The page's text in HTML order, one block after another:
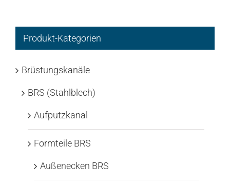
Produkt-Kategorien
Brüstungskanäle
BRS (Stahlblech)
Aufputzkanal
Formteile BRS
Außenecken BRS